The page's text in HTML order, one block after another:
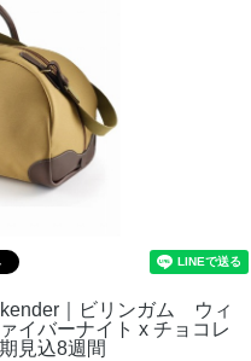
｜ビリンガム ウィ
イバーナイト x チョコレ
見込8週間